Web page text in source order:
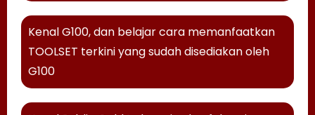
Kenal G100, dan belajar cara memanfaatkan
TOOLSET terkiniyang sudah disediakan oleh
G100